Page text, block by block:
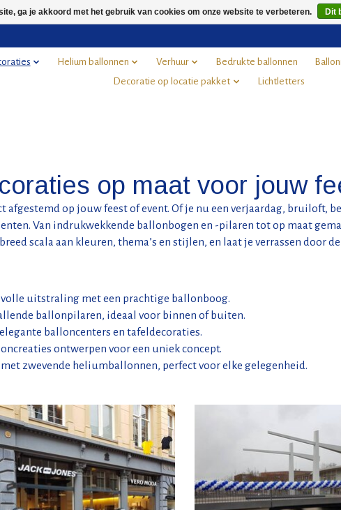
Helium ballonnen Verhuur Bedrukte ballonnen
Decoratie op locatie pakket
Lichtletters
op maat voor jouw
op jouw feest of event. Of je nu een verjaardag, bruiloft,
Van indrukwekkende ballonbogen en -pilaren tot op maat
scala aan kleuren, thema’s en stijlen, en laat je verrassen door
uitstraling met een prachtige ballonboog.
ballonpilaren, ideaal voor binnen of buiten.
balloncenters en tafeldecoraties.
ontwerpen voor een uniek concept.
zwevende heliumballonnen, perfect voor elke gelegenheid.
ga je akkoord met het gebruik van cookies om onze website te verbeteren. Dit